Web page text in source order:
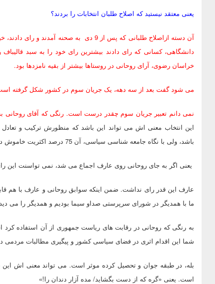
یعنی معتقد نیستید که اصلاح طلبان انتخابات را بردند؟
آن دسته ازاصلاح طلبانی که پس از 9 دی به
دانشگاهی، کسانی که رای دادند بیشترین رای خود را به سبد
خراسان رضوی، آرای روحانی در روستاها بیشتر از بقیه نامزدها بود.
می شود گفت بعد از سه دهه، یک جریان سوم در کشور شکل گرفته
نمی دانم تعبیر جریان سوم چقدر درست است. رنگی که آقای روحانی
این انتخاب معنی اش می تواند این باشد که منظورش ترکیب و
باشد، ولی با نگاه جامعه شناسی سیاسی، آن 75 درصد اکثریت خاموش در میان کاندیدا ها به آقای روحانی گرایش پیدا کردند.
یعنی اگر به جای روحانی روی عارف اجماع می شد، نمی تواسنت این
ما با همدیگر در شورای سرپرستی صداو سیما بودیم و همدیگر را می
به رنگی که روحانی در رقابت های ریاست جمهوری از آن استفاده کرد
شما این اقدام اثری در فضای سیاسی کشور و پیگیری مطالبات مردمی
بله، در طبقه جوان و تحصیل کرده موثر است. می تواند معنی اش
است. یعنی «گره که از دست بگشاید/ مده آزار دندان را!»